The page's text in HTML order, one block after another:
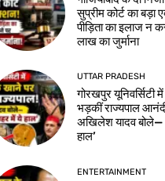
सुप्रीम कोर्ट का बड़ा
पीड़िता का इलाज न
लाख का जुर्माना
UTTAR PRADESH
गोरखपुर
भड़कीं राज्यपाल
अखिलेश यादव बोले—
हाल’
ENTERTAINMENT